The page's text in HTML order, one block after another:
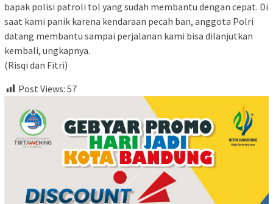
bapak polisi patroli tol yang sudah membantu dengan cepat. Di
saat kami panik karena kendaraan pecah ban, anggota Polri
datang membantu sampai perjalanan kami bisa dilanjutkan
kembali, ungkapnya.
(Risqi dan Fitri)
Post Views: 57